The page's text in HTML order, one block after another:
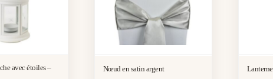
avec étoiles –
Nœud en satin argent